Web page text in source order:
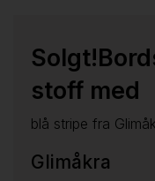
stoff med
blå stripe fra
Glimåkra